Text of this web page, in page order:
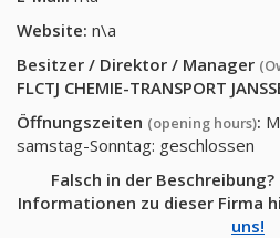
Website: n\a
Besitzer / Direktor / Manager
FLCTJ CHEMIE-TRANSPORT
Öffnungszeiten (opening hours):
samstag-Sonntag: geschlossen
Falsch in der
Informationen zu dieser Firma
uns!